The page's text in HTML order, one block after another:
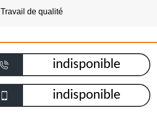
Travail de qualité
indisponible
indisponible